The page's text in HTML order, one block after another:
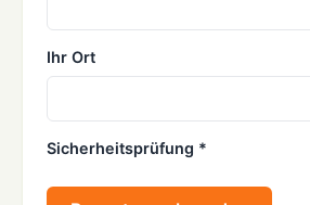
Ihr Ort
Sicherheitsprüfung *